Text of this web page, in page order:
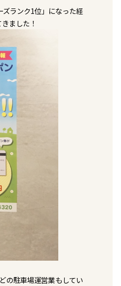
ランク1位」になった経
ました！
の駐車場運営業もしてい